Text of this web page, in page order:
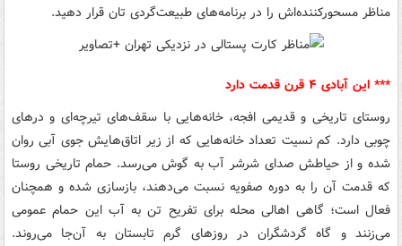
مناظر مسحورکننده‌اش را در برنامه‌های طبیعت‌گردی تان قرار دهید.
*** این آبادی ۴ قرن قدمت دارد
روستای تاریخی و قدیمی افجه، خانه‌هایی با سقف‌های تیرچه‌ای و درهای
چوبی دارد. کم نسیت تعداد خانه‌هایی که از زیر اتاق‌هایش جوی آبی روان
شده و از حیاطش صدای شرشر آب به گوش می‌رسد. حمام تاریخی روستا
که قدمت آن را به دوره صفویه نسبت می‌دهند، بازسازی شده و همچنان
فعال است؛ گاهی اهالی محله برای تفریح تن به آب این حمام عمومی
می‌زنند و گاه گردشگران در روزهای گرم تابستان به آن‌جا می‌روند.